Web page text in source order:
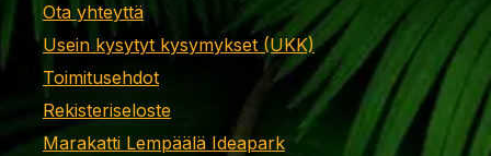
Ota yhteyttä
Usein kysytyt kysymykset (UKK)
Toimitusehdot
Rekisteriseloste
Marakatti Lempäälä Ideapark